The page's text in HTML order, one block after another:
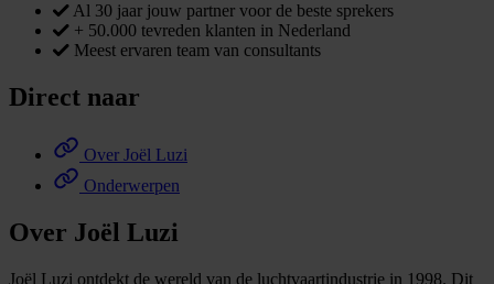
Al 30 jaar jouw partner voor de beste sprekers
+ 50.000 tevreden klanten in Nederland
Meest ervaren team van consultants
Direct naar
Over Joël Luzi
Onderwerpen
Over Joël Luzi
Joël Luzi ontdekt de wereld van de luchtvaartindustrie in 1998. Dit